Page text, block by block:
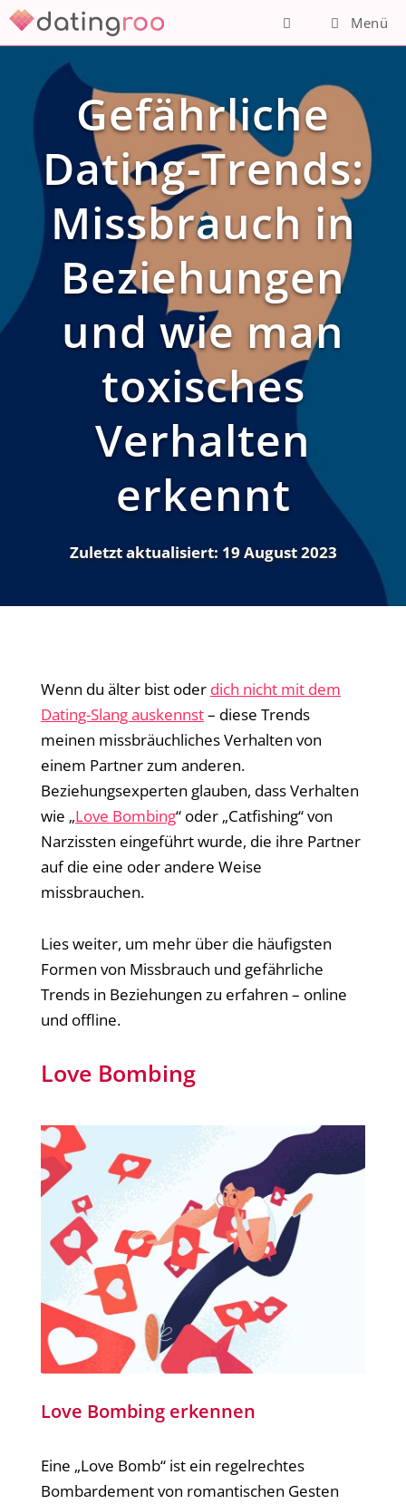
Zum
Inhalt
springen
Menü
Gefährliche
Dating-Trends:
Missbrauch in
Beziehungen
und wie man
toxisches
Verhalten
erkennt
Zuletzt aktualisiert: 19 August 2023
Wenn du älter bist oder dich nicht mit dem
Dating-Slang auskennst– diese Trends
meinen missbräuchliches Verhalten von
einem Partner zum anderen.
Beziehungsexperten glauben, dass Verhalten
wie „Love Bombing“ oder „Catfishing“ von
Narzissten eingeführt wurde, die ihre Partner
auf die eine oder andere Weise
missbrauchen.
Lies weiter, um mehr über die häufigsten
Formen von Missbrauch und gefährliche
Trends in Beziehungen zu erfahren – online
und offline.
Love Bombing
Love Bombing erkennen
Eine „Love Bomb“ ist ein regelrechtes
Bombardement von romantischen Gesten